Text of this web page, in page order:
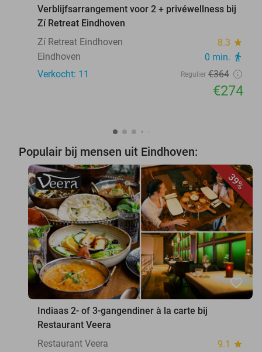
Verblijfsarrangement voor 2 + privéwellness bij
Zí Retreat Eindhoven
Zí Retreat Eindhoven
8.3 star
Eindhoven 0 min. directions_walk
Verkocht: 11 Regulier €364
€274
Populair bij mensen uit Eindhoven:
39%
favorite_border
Indiaas 2- of 3-gangendiner à la carte bij
Restaurant Veera
Restaurant Veera
9.1 star